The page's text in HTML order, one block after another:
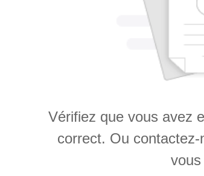
Vérifiez que vous avez
correct. Ou